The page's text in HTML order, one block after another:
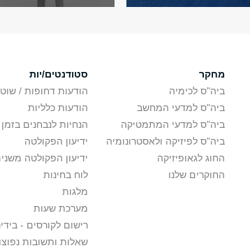
מחקר
ביה"ס לכימיה
ביה"ס למדעי המחשב
ביה"ס למדעי המתמטיקה
ביה"ס לפיזיקה ולאסטרונומיה
החוג לגאופיזיקה
החוקרים שלנו
סטודנטים/יות
הודעות דחופות /
הודעות כלליות
הנחיות לנבחנים
ידיעון הפקולטה
ידיעון הפקולטה
לוח בחינות
מלגות
מערכת שעות
רישום לקורסים -
שאלות ותשובות